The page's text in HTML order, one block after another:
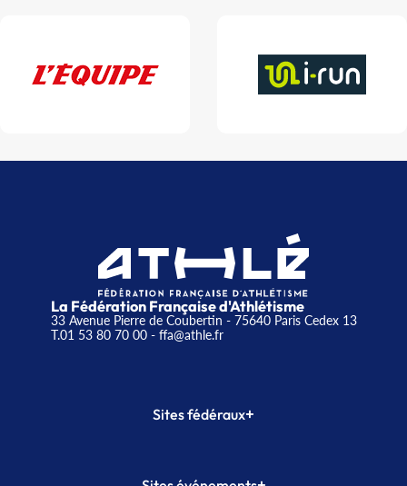
La Fédération Française d'Athlétisme
33 Avenue Pierre de Coubertin - 75640 Paris Cedex 13
T.01 53 80 70 00- ffa@athle.fr
Sites fédéraux+